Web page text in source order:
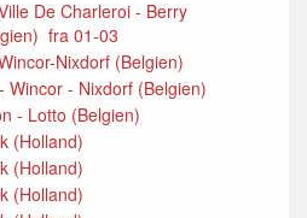
De Charleroi - Berry
fra 01-03
Nixdorf (Belgien)
Wincor - Nixdorf (Belgien)
- Lotto (Belgien)
(Holland)
(Holland)
(Holland)